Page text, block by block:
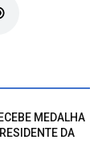
MEDALHA
DA